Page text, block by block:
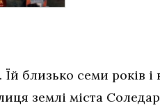
близько семи років
землі міста